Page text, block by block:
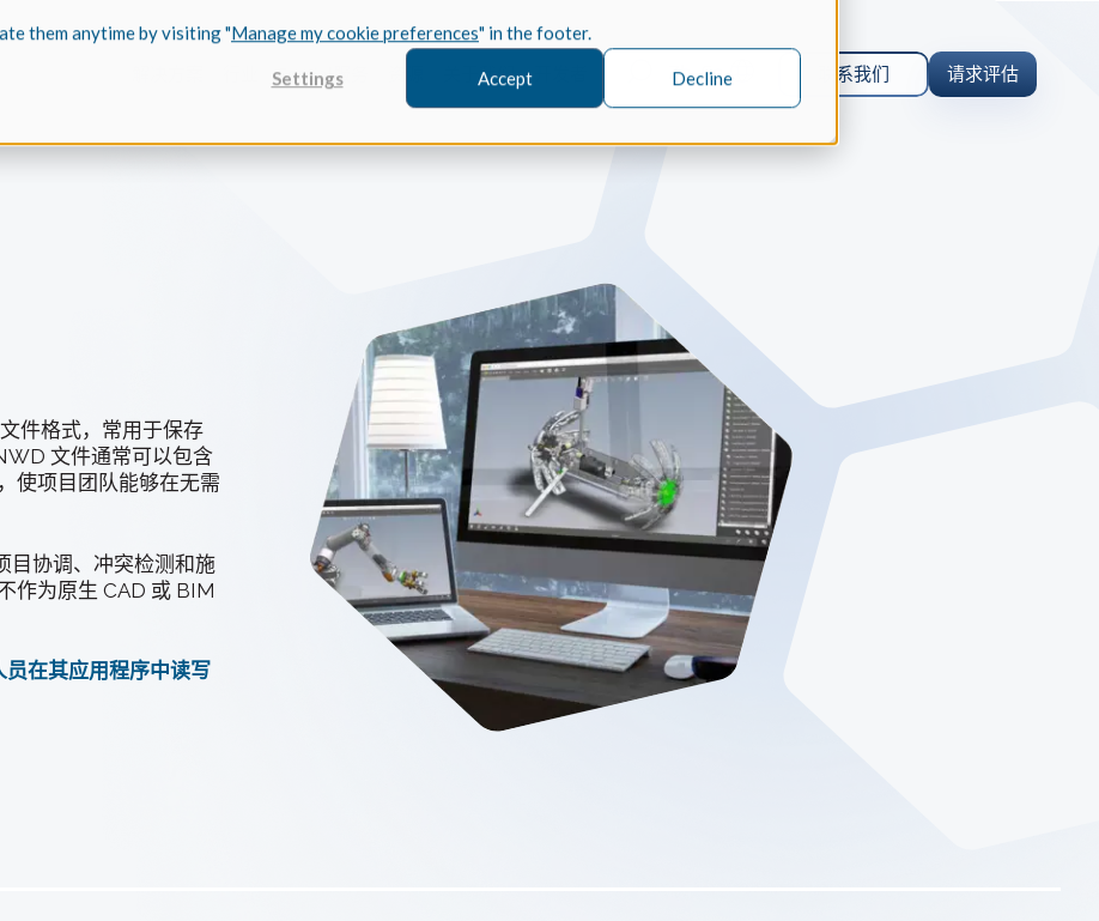
them anytime by visiting "Manage my cookie preferences" in the footer.
Settings Accept Decline
3D建模
CGM Modeler
我们新的3D建模内核
3D ACIS Modeler
我们经过验证的传统3D建模器
Constraint Design Solver
2D和3D模型的几何约束求解器
Spatial服务
Coreform 案例研究
案例研究 / 仿真
了解 Coreform 为什么选择 Spatial 的 SDK 来
实现其突破性的仿真软件 Coreform Flex。
Traceparts 案例研究
案例研究/CAD
了解 Traceparts 为何选择 Spatial 的 SDK 来实
现其新的 TraceParts 3D Viewer Pro
关于我们 Zh-Cn 联系我们 请求评估
件格式，常用于保存
文件通常可以包含
使项目团队能够在无需
目协调、冲突检测和施
作为原生 CAD 或 BIM
在其应用程序中读写